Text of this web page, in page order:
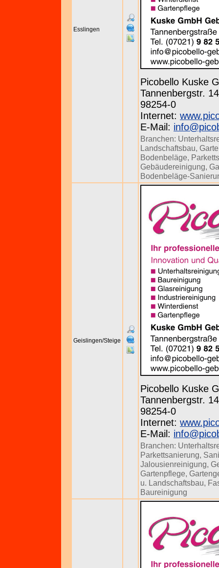
Esslingen
Picobello Kuske
Tannenbergstr.
98254-0
Internet:
E-Mail:
Branchen:
Landschaftsbau,
Bodenbeläge,
Gebäudereinigung,
Bodenbeläge-
Geislingen/Steige
Picobello Kuske
Tannenbergstr.
98254-0
Internet:
E-Mail:
Branchen:
Parkettsanierung,
Jalousienreinigung,
Gartenpflege,
u. Landschaftsbau,
Baureinigung